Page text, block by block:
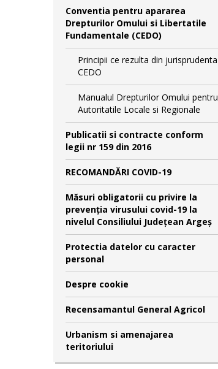
Conventia pentru apararea
Drepturilor Omului si Libertatile
Fundamentale (CEDO)
Principii ce rezulta din jurisprudenta
CEDO
Manualul Drepturilor Omului pentru
Autoritatile Locale si Regionale
Publicatii si contracte conform
legii nr 159 din 2016
RECOMANDĂRI COVID-19
Măsuri obligatorii cu privire la
prevenția virusului covid-19 la
nivelul Consiliului Județean Argeș
Protectia datelor cu caracter
personal
Despre cookie
Recensamantul General Agricol
Urbanism si amenajarea
teritoriului